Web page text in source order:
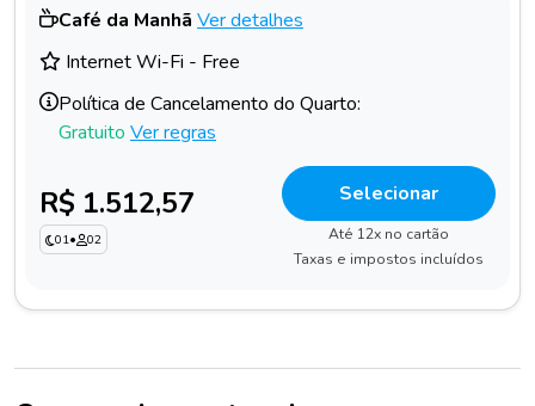
Café da Manhã Ver detalhes
Internet Wi-Fi - Free
Política de Cancelamento do Quarto:
Gratuito Ver regras
R$ 1.512,57
01• 02
Selecionar
Até 12x no cartão
Taxas e impostos incluídos